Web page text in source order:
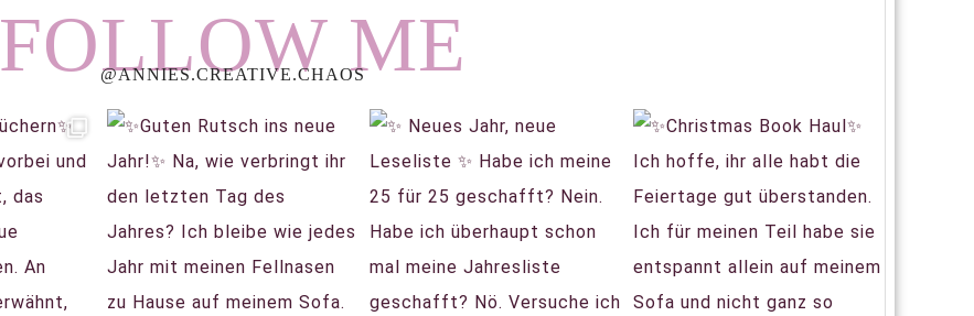
FOLLOW ME
@ANNIES.CREATIVE.CHAOS